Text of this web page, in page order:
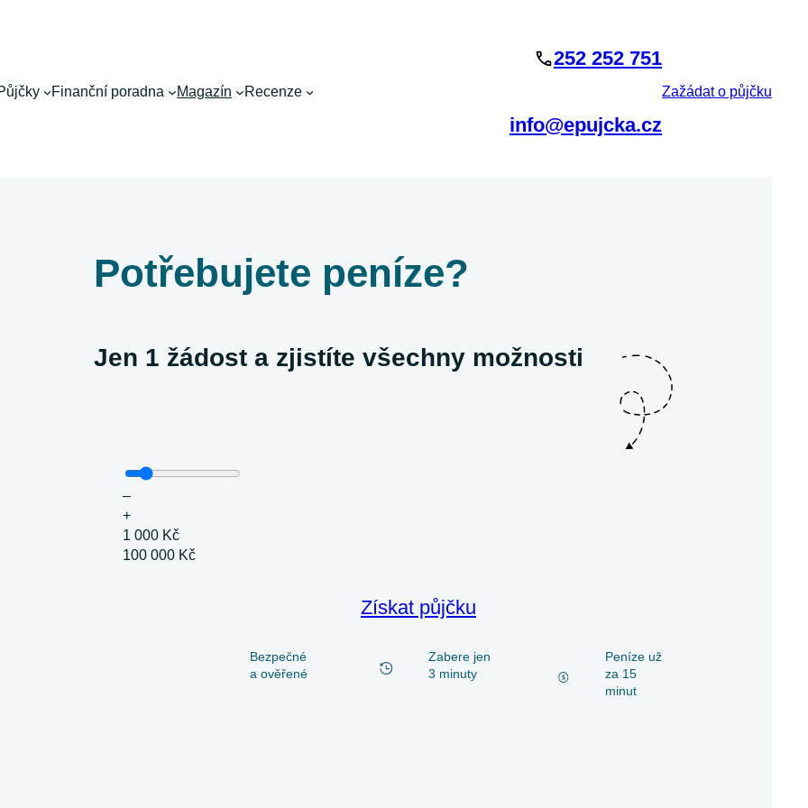
Finanční poradna Magazín Recenze
252 252 751
info@epujcka.cz
Zažádat o půjčku
Potřebujete peníze?
Jen 1 žádost a zjistíte všechny možnosti
–
+
1 000 Kč
100 000 Kč
Získat půjčku
Bezpečné
a ověřené
Zabere jen
3 minuty
Peníze už
za 15
minut